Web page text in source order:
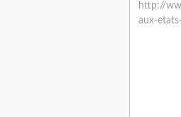
http://
aux-